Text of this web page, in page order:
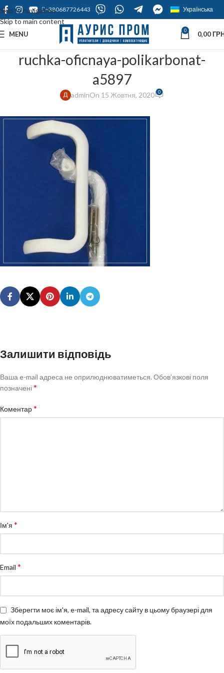
Skip to navigation
Skip to main content
+380687726443 Українська
MENU 0 0,00
ruchka-oficnaya-polikarbonat-
a5897
adminOn 15 Жовтня, 2020 0
Залишити відповідь
Ваша e-mail адреса не оприлюднюватиметься. Обов’язкові поля
позначені*
Коментар*
Ім'я *
Email *
Зберегти моє ім'я, e-mail, та адресу сайту в цьому браузері для
моїх подальших коментарів.